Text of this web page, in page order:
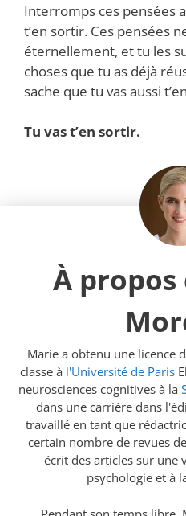
Interromps ces pensées
t’en sortir. Ces pensées
éternellement, et tu les
choses que tu as déjà
sache que tu vas aussi
Tu vas t’en sortir.
À
Marie a obtenu une licence
classe à l'Université de Paris
neurosciences cognitives à la
dans une carrière dans
travaillé en tant que
certain nombre de revues
écrit des articles sur une
psychologie et à